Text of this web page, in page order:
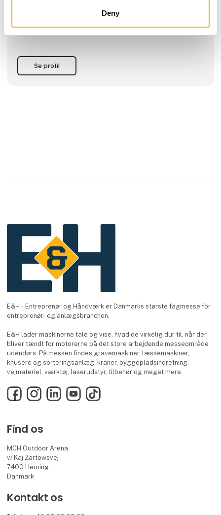
Deny
Vores produkter tilbyder reduceret forbrug, forlænget
brændst
Se profil
E&H - Entreprenør og Håndværk er Danmarks største fagmesse for
entreprenør- og anlægsbranchen.
E&H lader maskinerne tale og vise, hvad de virkelig dur til, når der
bliver tændt for motorerne på det store arbejdende messeområde
udendørs. På messen findes gravemaskiner, læssemaskiner,
knusere og sorteringsanlæg, kraner, byggepladsindretning,
vejmateriel, værktøj, laserudstyr, tilbehør og meget mere.
FacebookInstagramLinkedInYouTubeTikTok
Find os
MCH Outdoor Arena
v/ Kaj Zartowsvej
7400 Herning
Danmark
Kontakt os